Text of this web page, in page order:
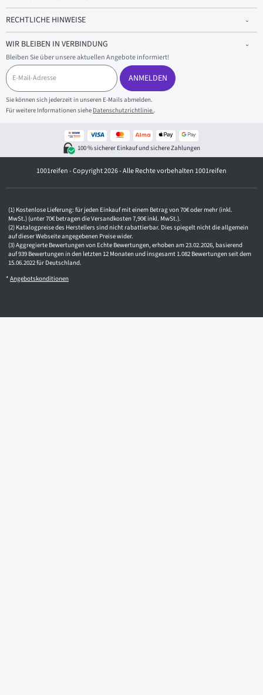
RECHTLICHE HINWEISE
WIR BLEIBEN IN VERBINDUNG
Bleiben Sie über unsere aktuellen Angebote informiert!
E
-
M
a
i
l
e
ANMELDEN
Sie können sich jederzeit in unseren E-Mails abmelden.
Für weitere Informationen siehe Datenschutzrichtlinie..
100 % sicherer Einkauf und sichere Zahlungen
1001reifen - Copyright 2026 - Alle Rechte vorbehalten 1001reifen
Kostenlose Lieferung: für jeden Einkauf mit einem Betrag von 70€ oder mehr (inkl.
MwSt.) (unter 70€ betragen die Versandkosten 7,90€ inkl. MwSt.).
Katalogpreise des Herstellers sind nicht rabattierbar. Dies spiegelt nicht die allgemein
auf dieser Webseite angegebenen Preise wider.
Aggregierte Bewertungen von Echte Bewertungen, erhoben am 23.02.2026, basierend
auf 939 Bewertungen in den letzten 12 Monaten und insgesamt 1.082 Bewertungen seit dem
15.06.2022 für Deutschland.
* Angebotskonditionen